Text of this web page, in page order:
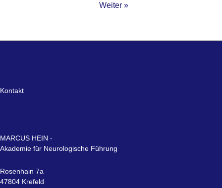
Weiter »
Kontakt
MARCUS HEIN -
Akademie für Neurologische Führung
Rosenhain 7a
47804 Krefeld